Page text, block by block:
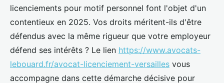
Théa•19 novembre 2025•7 min de lecture
licenciements pour motif personnel font l'objet d'un
contentieux en 2025. Vos droits méritent-ils d'être
défendus avec la même rigueur que votre employeur
défend ses intérêts ? Le lien https://www.avocats-
lebouard.fr/avocat-licenciement-versailles vous
accompagne dans cette démarche décisive pour